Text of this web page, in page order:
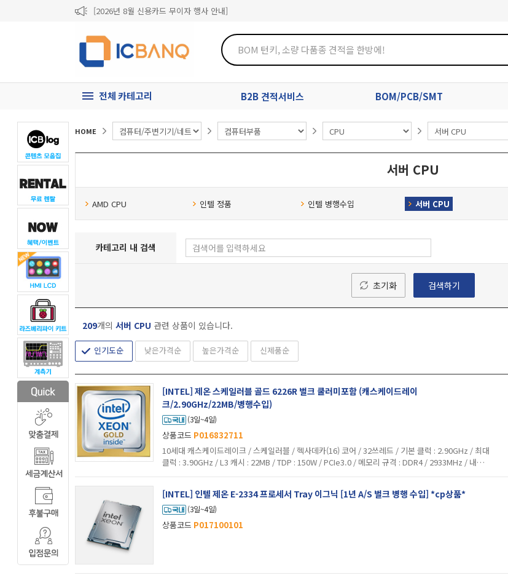
[2026년 8월 신용카드 무이자 행사 안내]
[마일리지 적립 및 사용 정책 개편 안내]
전체 카테고리 B2B 견적서비스 BOM/PCB/SMT
HOME
서버 CPU
AMD CPU 인텔 정품 인텔 병행수입 서버 CPU
카테고리 내 검색
초기화 검색하기
209개의 서버 CPU 관련 상품이 있습니다.
인기도순 낮은가격순 높은가격순 신제품순
[INTEL] 제온 스케일러블 골드 6226R 벌크 쿨러미포함 (캐스케이드레이
크/2.90GHz/22MB/병행수입)
(3일~4일)
상품코드 P016832711
10세대 캐스케이드레이크 / 스케일러블 / 헥사데카(16) 코어 / 32쓰레드 / 기본 클럭 : 2.90GHz / 최대
클럭 : 3.90GHz / L3 캐시 : 22MB / TDP : 150W / PCIe3.0 / 메모리 규격 : DDR4 / 2933MHz / 내장
[INTEL] 인텔 제온 E-2334 프로세서 Tray 이그닉 [1년 A/S 벌크 병행 수입] *cp상품*
(3일~4일)
상품코드 P017100101